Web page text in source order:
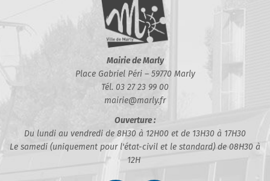
Mairie de Marly
Place Gabriel Péri – 59770 Marly
Tél. 03 27 23 99 00
mairie@marly.fr
Ouverture :
Du lundi au vendredi de 8H30 à 12H00 et de 13H30 à 17H30
Le samedi (uniquement pour l'état-civil et le standard) de 08H30 à
12H